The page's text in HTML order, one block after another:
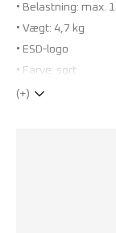
• Belastning: max.
• Vægt: 4,7 kg
• ESD-logo
• Farve: sort
(+)